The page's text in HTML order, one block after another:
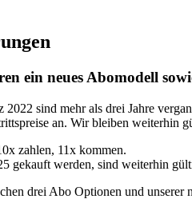
ein neues Abomodell
2022 sind mehr als drei Jahre
an. Wir bleiben weiterhin
zahlen, 11x kommen.
gekauft werden, sind weiterhin
drei Abo Optionen und unserer